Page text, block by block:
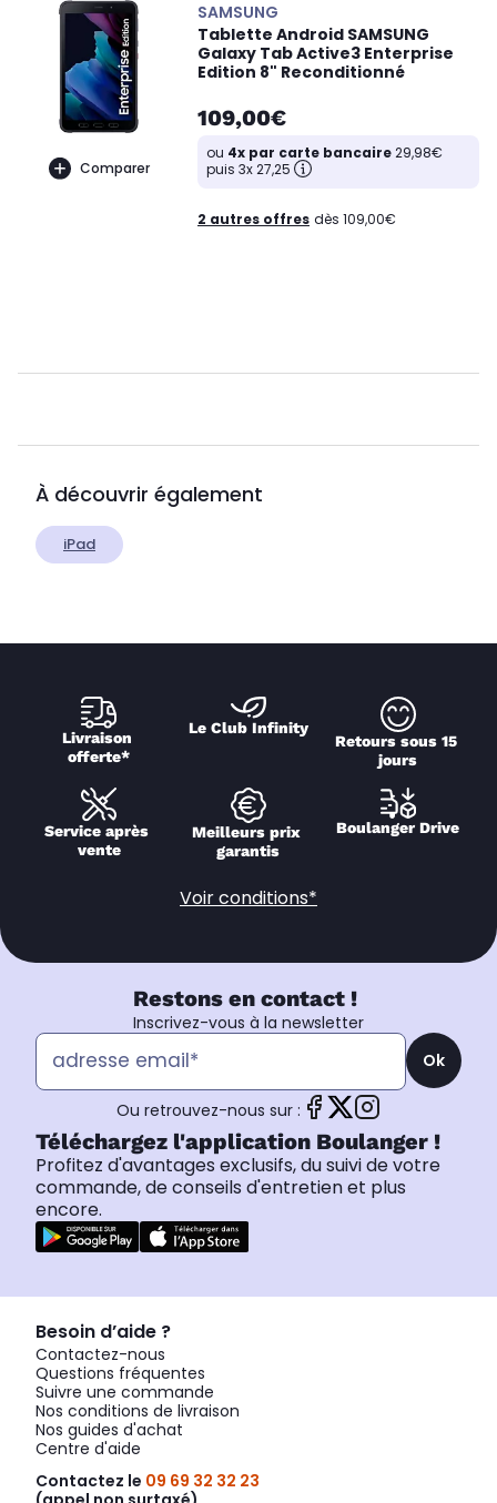
Comparer
SAMSUNG
Tablette Android SAMSUNG
Galaxy Tab Active3 Enterprise
Edition 8" Reconditionné
109,00€
ou 4x par carte bancaire29,98€
puis 3x 27,25
2 autres offres dès 109,00€
À découvrir également
iPad
Livraison
offerte*
Le Club Infinity
Retours sous 15
jours
Service après
vente
Meilleurs prix
garantis
Boulanger Drive
Voir conditions*
Restons en contact !
Inscrivez-vous à la newsletter
Ok
Ou retrouvez-nous sur :
Téléchargez l'application Boulanger !
Profitez d'avantages exclusifs, du suivi de votre
commande, de conseils d'entretien et plus
encore.
Besoin d’aide ?
Contactez-nous
Questions fréquentes
Suivre une commande
Nos conditions de livraison
Nos guides d'achat
Centre d'aide
Contactez le 09 69 32 32 23